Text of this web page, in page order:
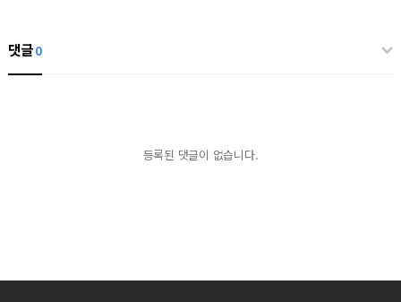
댓글0
등록된 댓글이 없습니다.